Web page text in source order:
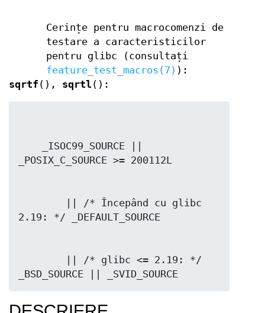
Cerințe pentru macrocomenzi de
testare a caracteristicilor
pentru glibc (consultați
feature_test_macros(7) ):
sqrtf (), sqrtl ():
_BSD_SOURCE || _SVID_SOURCE